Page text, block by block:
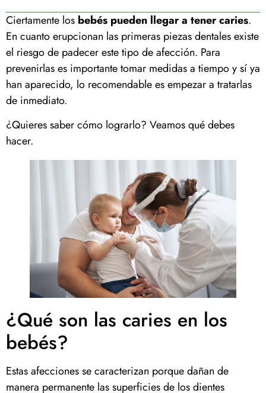
Ciertamente los bebés pueden llegar a tener caries.
En cuanto erupcionan las primeras piezas dentales existe
el riesgo de padecer este tipo de afección. Para
prevenirlas es importante tomar medidas a tiempo y sí ya
han aparecido, lo recomendable es empezar a tratarlas
de inmediato.
¿Quieres saber cómo lograrlo? Veamos qué debes
hacer.
¿Qué son las caries en los
bebés?
Estas afecciones se caracterizan porque dañan de
manera permanente las superficies de los dientes